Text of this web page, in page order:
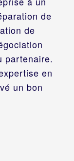
de
de
partenaire.
en
un bon